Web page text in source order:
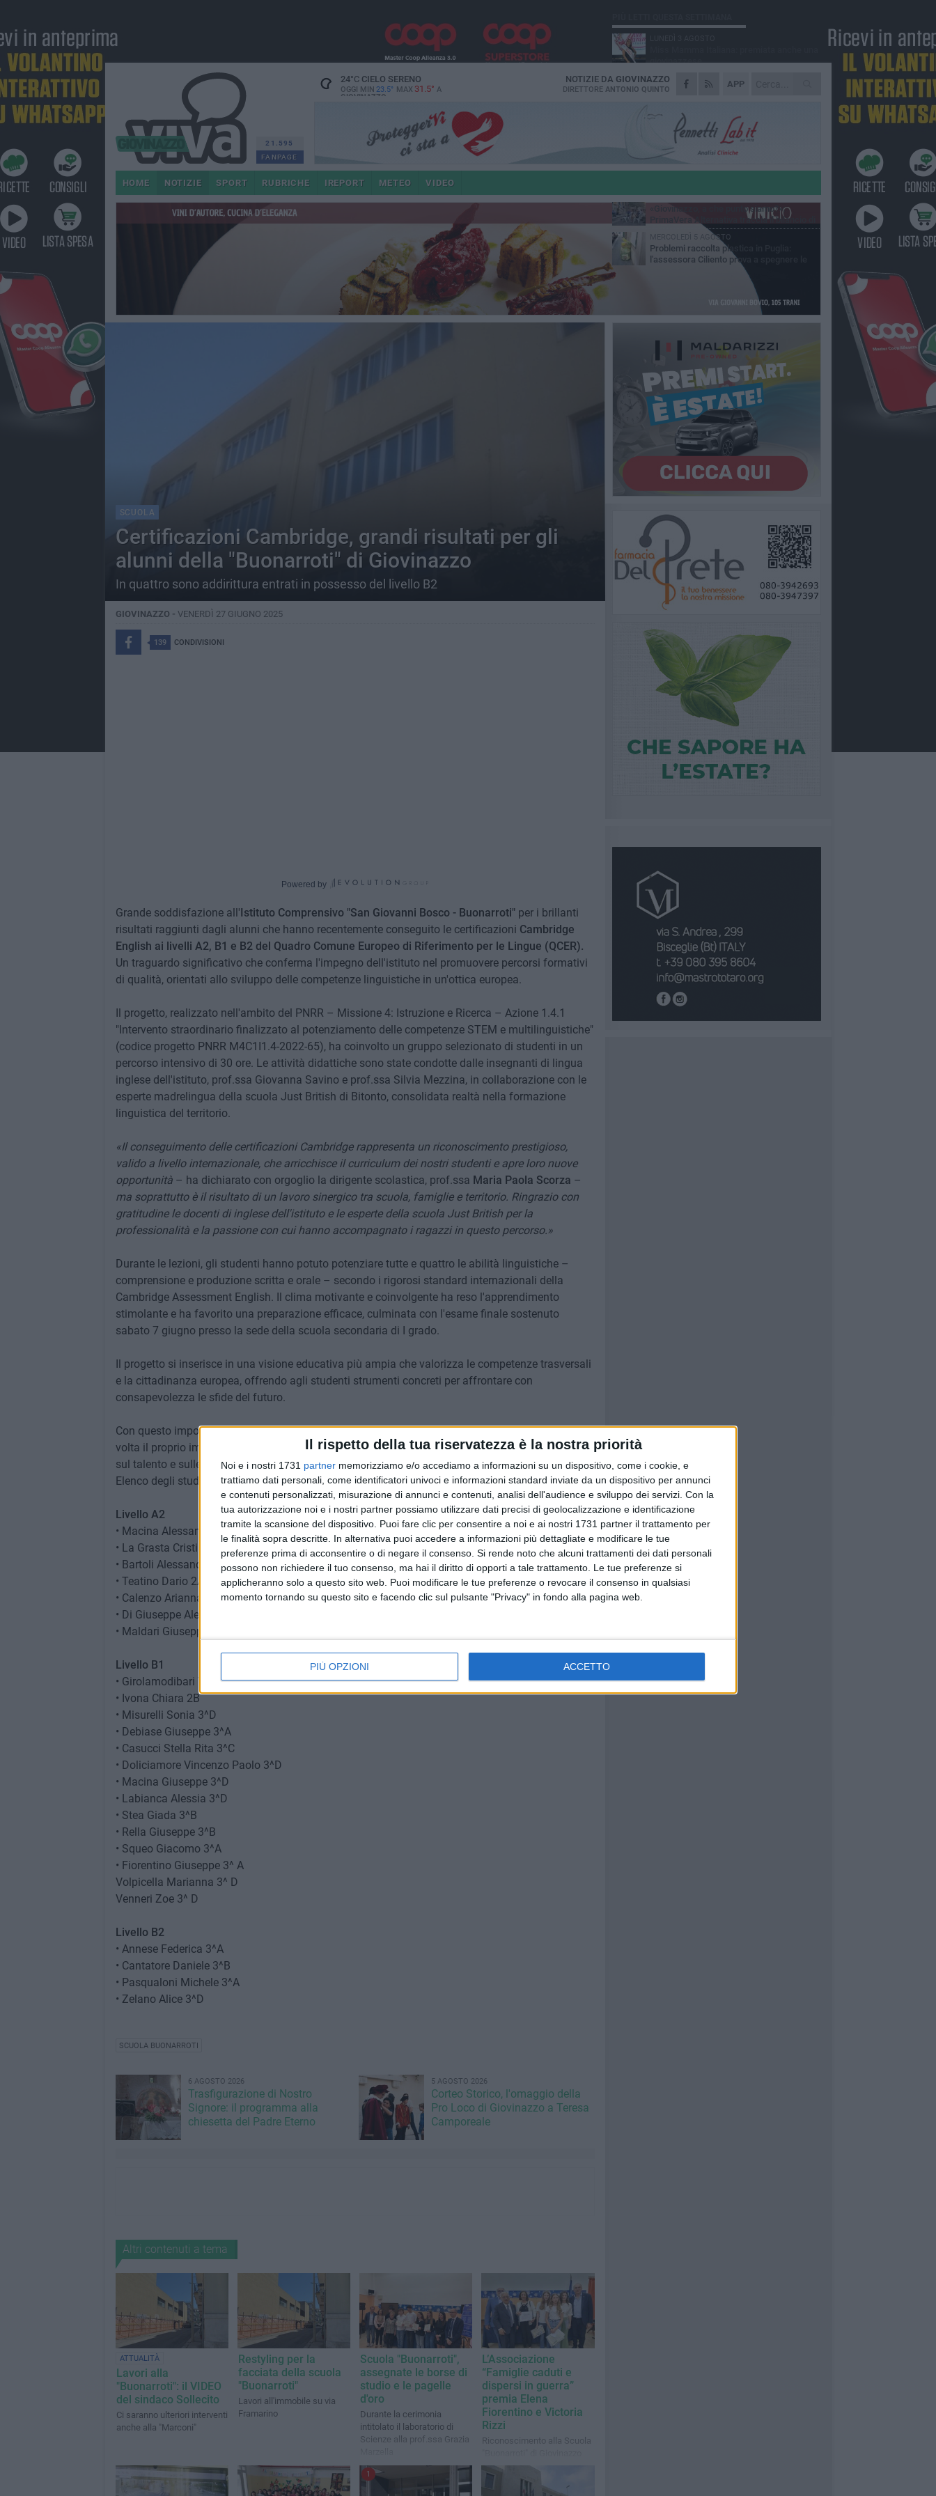
Il rispetto della tua riservatezza è la nostra priorità
Noi e i nostri 1731 partner memorizziamo e/o accediamo a informazioni su un dispositivo, come i cookie, e
trattiamo dati personali, come identificatori univoci e informazioni standard inviate da un dispositivo per annunci
e contenuti personalizzati, misurazione di annunci e contenuti, analisi dell'audience e sviluppo dei servizi. Con la
tua autorizzazione noi e i nostri partner possiamo utilizzare dati precisi di geolocalizzazione e identificazione
tramite la scansione del dispositivo. Puoi fare clic per consentire a noi e ai nostri 1731 partner il trattamento per
le finalità sopra descritte. In alternativa puoi accedere a informazioni più dettagliate e modificare le tue
preferenze prima di acconsentire o di negare il consenso. Si rende noto che alcuni trattamenti dei dati personali
possono non richiedere il tuo consenso, ma hai il diritto di opporti a tale trattamento. Le tue preferenze si
applicheranno solo a questo sito web. Puoi modificare le tue preferenze o revocare il consenso in qualsiasi
momento tornando su questo sito e facendo clic sul pulsante "Privacy" in fondo alla pagina web.
PIÙ OPZIONI ACCETTO
21.595
FANPAGE
24°CCIELO SERENO
OGGI MIN 23.5° MAX 31.5° A
GIOVINAZZO
APP
NOTIZIE DA GIOVINAZZO
DIRETTORE ANTONIO QUINTO
HOME NOTIZIE SPORT RUBRICHE IREPORT METEO VIDEO
SCUOLA
Certificazioni Cambridge, grandi risultati per gli
alunni della "Buonarroti" di Giovinazzo
In quattro sono addirittura entrati in possesso del livello B2
GIOVINAZZO - VENERDÌ 27 GIUGNO 2025
139 CONDIVISIONI
Powered by
Grande soddisfazione all'Istituto Comprensivo "San Giovanni Bosco - Buonarroti" per i brillanti
risultati raggiunti dagli alunni che hanno recentemente conseguito le certificazioni Cambridge
English ai livelli A2, B1 e B2 del Quadro Comune Europeo di Riferimento per le Lingue (QCER).
Un traguardo significativo che conferma l'impegno dell'istituto nel promuovere percorsi formativi
di qualità, orientati allo sviluppo delle competenze linguistiche in un'ottica europea.
Il progetto, realizzato nell'ambito del PNRR – Missione 4: Istruzione e Ricerca – Azione 1.4.1
"Intervento straordinario finalizzato al potenziamento delle competenze STEM e multilinguistiche"
(codice progetto PNRR M4C1I1.4-2022-65), ha coinvolto un gruppo selezionato di studenti in un
percorso intensivo di 30 ore. Le attività didattiche sono state condotte dalle insegnanti di lingua
inglese dell'istituto, prof.ssa Giovanna Savino e prof.ssa Silvia Mezzina, in collaborazione con le
esperte madrelingua della scuola Just British di Bitonto, consolidata realtà nella formazione
linguistica del territorio.
«Il conseguimento delle certificazioni Cambridge rappresenta un riconoscimento prestigioso,
valido a livello internazionale, che arricchisce il curriculum dei nostri studenti e apre loro nuove
opportunità – ha dichiarato con orgoglio la dirigente scolastica, prof.ssa Maria Paola Scorza –
ma soprattutto è il risultato di un lavoro sinergico tra scuola, famiglie e territorio. Ringrazio con
gratitudine le docenti di inglese dell'istituto e le esperte della scuola Just British per la
professionalità e la passione con cui hanno accompagnato i ragazzi in questo percorso.»
Durante le lezioni, gli studenti hanno potuto potenziare tutte e quattro le abilità linguistiche –
comprensione e produzione scritta e orale – secondo i rigorosi standard internazionali della
Cambridge Assessment English. Il clima motivante e coinvolgente ha reso l'apprendimento
stimolante e ha favorito una preparazione efficace, culminata con l'esame finale sostenuto
sabato 7 giugno presso la sede della scuola secondaria di I grado.
Il progetto si inserisce in una visione educativa più ampia che valorizza le competenze trasversali
e la cittadinanza europea, offrendo agli studenti strumenti concreti per affrontare con
consapevolezza le sfide del futuro.
Con questo importante risultato, l'Istituto Comprensivo "Bosco-Buonarroti" conferma ancora una
volta il proprio impegno nell'innovazione didattica e nella promozione dell'eccellenza, investendo
sul talento e sulle potenzialità dei propri alunni.
Elenco degli studenti che hanno conseguito le certificazioni Cambridge
Livello A2
• Macina Alessandro 1C
• La Grasta Cristian 2A
• Bartoli Alessandro 2A
• Teatino Dario 2A
• Calenzo Arianna 3^A
• Di Giuseppe Alessia 3^A
• Maldari Giuseppe 3^A
Livello B1
• Girolamodibari Vittoria 2A
• Ivona Chiara 2B
• Misurelli Sonia 3^D
• Debiase Giuseppe 3^A
• Casucci Stella Rita 3^C
• Doliciamore Vincenzo Paolo 3^D
• Macina Giuseppe 3^D
• Labianca Alessia 3^D
• Stea Giada 3^B
• Rella Giuseppe 3^B
• Squeo Giacomo 3^A
• Fiorentino Giuseppe 3^ A
Volpicella Marianna 3^ D
Venneri Zoe 3^ D
Livello B2
• Annese Federica 3^A
• Cantatore Daniele 3^B
• Pasqualoni Michele 3^A
• Zelano Alice 3^D
SCUOLA BUONARROTI
6 AGOSTO 2026
Trasfigurazione di Nostro
Signore: il programma alla
chiesetta del Padre Eterno
5 AGOSTO 2026
Corteo Storico, l'omaggio della
Pro Loco di Giovinazzo a Teresa
Camporeale
Altri contenuti a tema
ATTUALITÀ
Lavori alla
"Buonarroti": il VIDEO
del sindaco Sollecito
Ci saranno ulteriori interventi
anche alla "Marconi"
Restyling per la
facciata della scuola
"Buonarroti"
Lavori all'immobile su via
Framarino
Scuola "Buonarroti",
assegnate le borse di
studio e le pagelle
d'oro
Durante la cerimonia
intitolato il laboratorio di
Scienze alla prof.ssa Grazia
L’Associazione
“Famiglie caduti e
dispersi in guerra”
premia Elena
Fiorentino e Victoria
Rizzi
Riconoscimento alla Scuola
1
giovinazzese
MARTEDÌ 4 AGOSTO
Liquidi oleosi sul litorale di Giovinazzo,
VENERDÌ 31 LUGLIO
Al via domani "Notti di Stelle 2026": tra il
mito di Mina, la comicità di Uccio De Santis
e il ritmo del Salento
VENERDÌ 31 LUGLIO
"Officina Handmade", a Giovinazzo apre la
LUNEDÌ 3 AGOSTO
«Giovinazzo, a che punto siamo?»:
PrimaVera Alternativa traccia il bilancio di
4 anni di Sollecito
MERCOLEDÌ 5 AGOSTO
Problemi raccolta plastica in Puglia:
l'assessora Ciliento prova a spegnere le
polemiche